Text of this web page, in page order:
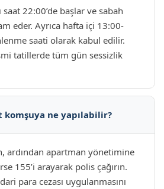
22:00’de başlar ve sabah
eder. Ayrıca hafta içi 13:00-
saati olarak kabul edilir.
tatillerde tüm gün sessizlik
ne yapılabilir?
ardından apartman yönetimine
155’i arayarak polis çağırın.
para cezası uygulanmasını